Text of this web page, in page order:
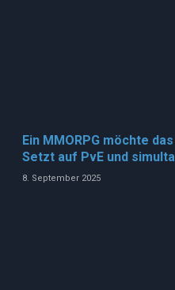
Ein MMORPG möchte
Setzt auf PvE und
8. September 2025